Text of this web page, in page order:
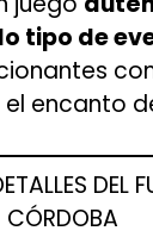
tipo de
encanto
DEL
CÓRDOBA